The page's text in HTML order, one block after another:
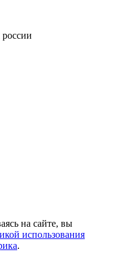
россии
на сайте, вы
использования
.